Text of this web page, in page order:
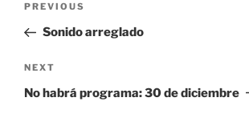
Previous
Post
PREVIOUS
Sonido arreglado
Next
Post
NEXT
No habrá programa: 30 de diciembre